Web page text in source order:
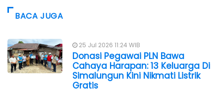
BACA JUGA
25 Jul 2026 11:24 WIB
Donasi Pegawai PLN Bawa
Cahaya Harapan: 13 Keluarga Di
Simalungun Kini Nikmati Listrik
Gratis